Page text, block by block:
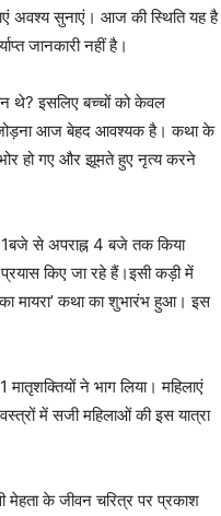
अवश्य सुनाएं। आज की स्थिति यह है
जानकारी नहीं है।
थे? इसलिए बच्चों को केवल
जोड़ना आज बेहद आवश्यक है। कथा के
हो गए और झूमते हुए नृत्य करने
से अपराह्न 4 बजे तक किया
किए जा रहे हैं।इसी कड़ी में
मायरा’ कथा का शुभारंभ हुआ। इस
ने भाग लिया। महिलाएं
में सजी महिलाओं की इस यात्रा
मेहता के जीवन चरित्र पर प्रकाश